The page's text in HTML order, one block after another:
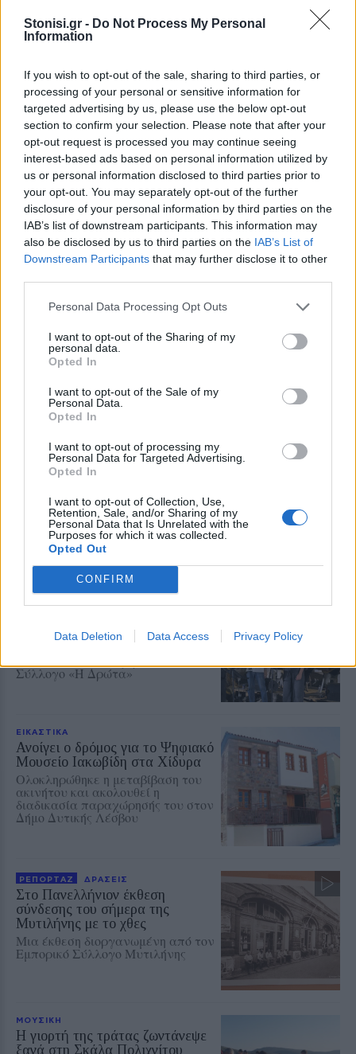
Stonisi.gr - Do Not Process My Personal
Information
If you wish to opt-out of the sale, sharing to third parties, or
processing of your personal or sensitive information for
targeted advertising by us, please use the below opt-out
section to confirm your selection. Please note that after your
opt-out request is processed you may continue seeing
interest-based ads based on personal information utilized by
us or personal information disclosed to third parties prior to
your opt-out. You may separately opt-out of the further
disclosure of your personal information by third parties on the
IAB’s list of downstream participants. This information may
also be disclosed by us to third parties on the IAB’s List of
Downstream Participants that may further disclose it to other
Personal Data Processing Opt Outs
I want to opt-out of the Sharing of my
personal data.
Opted In
I want to opt-out of the Sale of my
Personal Data.
Opted In
I want to opt-out of processing my
Personal Data for Targeted Advertising.
Opted In
I want to opt-out of Collection, Use,
Retention, Sale, and/or Sharing of my
Personal Data that Is Unrelated with the
Purposes for which it was collected.
Opted Out
CONFIRM
Data Deletion Data Access Privacy Policy
Η δημοσίευση κοινοποιήθηκε από το χρήστη Μιμή Ντενίση (@mimi_denissi)
[ΠΗΓΗ]
Δείτε περισσότερα άρθρα μας στα αποτελέσματα
αναζήτησης
Add stonisi.gr on Google ↗
ΣΤΗΝ ΙΔΙΑ ΚΑΤΗΓΟΡΙΑ
Η «Χαλιούρω» συναντά το
Μυτιλήνης
Για το μυθιστόρημα της Γιάννας
Γιαννοπούλου θα μιλήσουν η
Βογιάννη και ο Δημήτρης
Χατζηγιαννάκης
ΒΙΒΛΙΟ
Βιβλία με θαλασσινό αέρα
Απολαυστικές βιβλιοπροτάσεις
πειρατικά καράβια έως τα βάθη
της Μεσογείου -Γράφει η
ΑΘΑΝΑΣΙΑ ΔΑΦΙΩΤΗ*
Μουσικές πάνω στο κύμα στην
Δύο ημέρες γεμάτες ζωντανή
μουσική, χορό και διασκέδαση από
Σύλλογο «Η Δρώτα»
ΕΙΚΑΣΤΙΚΑ
Ανοίγει ο δρόμος για το Ψηφιακό
Μουσείο Ιακωβίδη στα Χίδυρα
Ολοκληρώθηκε η μεταβίβαση του
ακινήτου και ακολουθεί η
διαδικασία παραχώρησής του στον
Δήμο Δυτικής Λέσβου
ΡΕΠΟΡΤΑΖ ΔΡΑΣΕΙΣ
Στο Πανελλήνιον έκθεση
σύνδεσης του σήμερα της
Μυτιλήνης με το χθες
Μια έκθεση διοργανωμένη από τον
Εμπορικό Σύλλογο Μυτιλήνης
ΜΟΥΣΙΚΗ
Η γιορτή της τράτας ζωντάνεψε
ξανά στη Σκάλα Πολιχνίτου